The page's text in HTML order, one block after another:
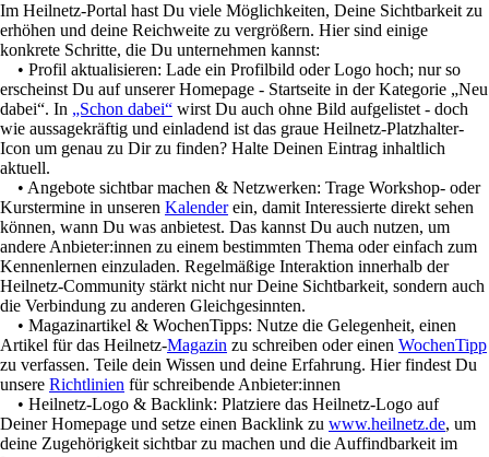
Im Heilnetz-Portal hast Du viele Möglichkeiten, Deine Sichtbarkeit zu
erhöhen und deine Reichweite zu vergrößern. Hier sind einige
konkrete Schritte, die Du unternehmen kannst:
• Profil aktualisieren: Lade ein Profilbild oder Logo hoch; nur so
erscheinst Du auf unserer Homepage - Startseite in der Kategorie „Neu
dabei“. In „Schon dabei“ wirst Du auch ohne Bild aufgelistet - doch
wie aussagekräftig und einladend ist das graue Heilnetz-Platzhalter-
Icon um genau zu Dir zu finden? Halte Deinen Eintrag inhaltlich
aktuell.
• Angebote sichtbar machen & Netzwerken: Trage Workshop- oder
Kurstermine in unseren Kalenderein, damit Interessierte direkt sehen
können, wann Du was anbietest. Das kannst Du auch nutzen, um
andere Anbieter:innen zu einem bestimmten Thema oder einfach zum
Kennenlernen einzuladen. Regelmäßige Interaktion innerhalb der
Heilnetz-Community stärkt nicht nur Deine Sichtbarkeit, sondern auch
die Verbindung zu anderen Gleichgesinnten.
• Magazinartikel & WochenTipps: Nutze die Gelegenheit, einen
Artikel für das Heilnetz-Magazin zu schreiben oder einen WochenTipp
zu verfassen. Teile dein Wissen und deine Erfahrung. Hier findest Du
unsere Richtlinien für schreibende Anbieter:innen
• Heilnetz-Logo & Backlink: Platziere das Heilnetz-Logo auf
Deiner Homepage und setze einen Backlink zu www.heilnetz.de, um
deine Zugehörigkeit sichtbar zu machen und die Auffindbarkeit im